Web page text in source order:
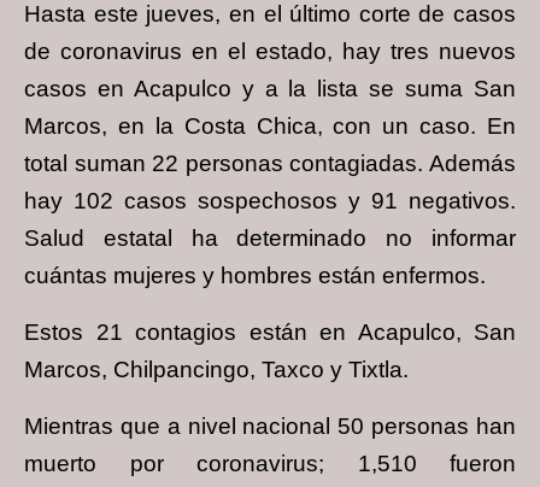
Hasta este jueves, en el último corte de casos
de coronavirus en el estado, hay tres nuevos
casos en Acapulco y a la lista se suma San
Marcos, en la Costa Chica, con un caso. En
total suman 22 personas contagiadas. Además
hay 102 casos sospechosos y 91 negativos.
Salud estatal ha determinado no informar
cuántas mujeres y hombres están enfermos.
Estos 21 contagios están en Acapulco, San
Marcos, Chilpancingo, Taxco y Tixtla.
Mientras que a nivel nacional 50 personas han
muerto por coronavirus; 1,510 fueron